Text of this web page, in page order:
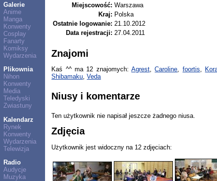
Galerie
Anime
Manga
Konwenty
Cosplay
Fanarty
Komiksy
Wydarzenia
Plikownia
Nihon
Konwenty
Media
Teledyski
Zwiastuny
Kalendarz
Rynek
Konwenty
Wydarzenia
Telewizja
Radio
Audycje
Muzyka
Miejscowość: Warszawa
Kraj: Polska
Ostatnie logowanie: 21.10.2012
Data rejestracji: 27.04.2011
Znajomi
Kaś ^^ ma 12 znajomych:Agrest,Caroline, foortis,
Shibamaku,Veda
Niusy i komentarze
Ten użytkownik nie napisał jeszcze żadnego niusa.
Zdjęcia
Użytkownik jest widoczny na 12 zdjęciach: